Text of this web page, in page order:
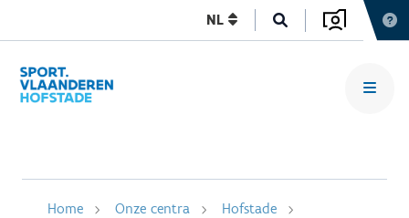
NL
Home Onze centra
Hofstade